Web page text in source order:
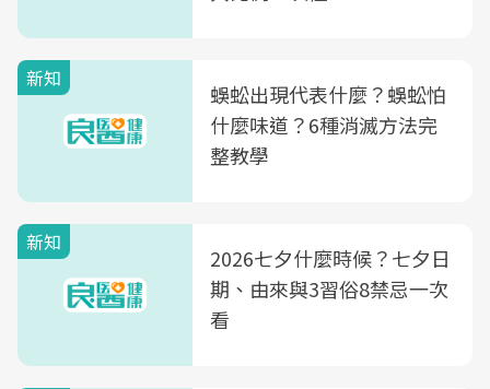
新知
蜈蚣出現代表什麼？蜈蚣怕
什麼味道？6種消滅方法完
整教學
新知
2026七夕什麼時候？七夕日
期、由來與3習俗8禁忌一次
看